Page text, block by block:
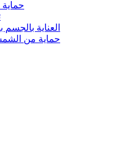
العناية
حماية من